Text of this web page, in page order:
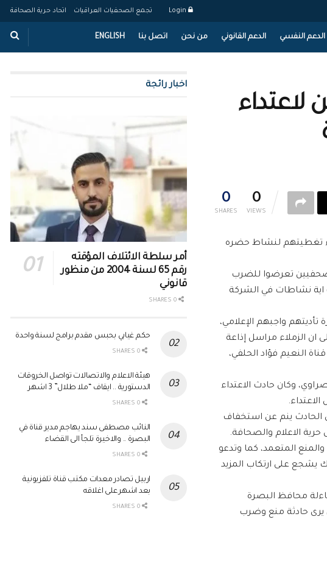
تجمع الصحفيات العراقيات اتحاد حرية الصحافة
الدعم النفسي الدعم القانوني من نحن اتصل بنا ENGLISH
0
SHARES
0
VIEWS
تغطيتهم لنشاط حضره
تعرضوا للضرب
نشاطات في الشركة
واجبهم الإعلامي،
ان الزملاء مراسل إذاعة
النعيم فؤاد الحلفي،
وكان حادث الاعتداء
الحادث ينم عن استخفاف
حرية الاعلام والصحافة.
المتعمد، كما وتدعو
يشجع على ارتكاب المزيد
محافظ البصرة
يرى حادثة منع وضرب
اخبار رائجة
أمر سلطة الائتلاف المؤقته
رقم 65 لسنة 2004 من منظور
قانوني
حكم غيابي بحبس مقدم برامج لسنة واحدة
هيئة الاعلام والاتصالات تواصل الخروقات
الدستورية .. ايقاف “ملا طلال” 3 اشهر
النائب مصطفى سند يهاجم مدير قناة في
البصرة .. والاخيرة تلجأ الى القضاء
اربيل تصادر معدات مكتب قناة تلفزيونية
بعد اشهر على اغلاقه